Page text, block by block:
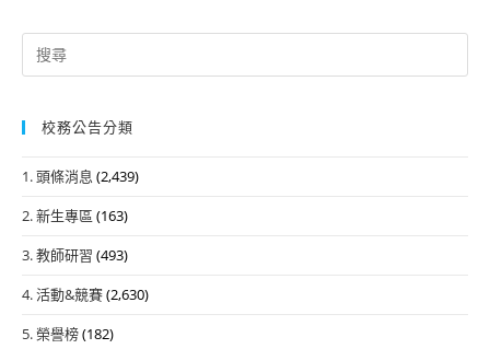
Search
for:
校務公告分類
1. 頭條消息 (2,439)
2. 新生專區 (163)
3. 教師研習 (493)
4. 活動&競賽(2,630)
5. 榮譽榜(182)